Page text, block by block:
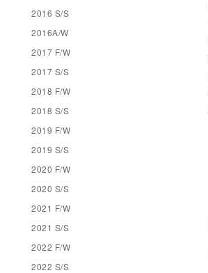
2016 S/S
2016A/W
2017 F/W
2017 S/S
2018 F/W
2018 S/S
2019 F/W
2019 S/S
2020 F/W
2020 S/S
2021 F/W
2021 S/S
2022 F/W
2022 S/S